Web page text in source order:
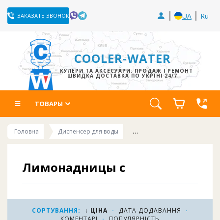
ЗАКАЗАТЬ ЗВОНОК UA Ru
COOLER-WATER
КУЛЕРИ ТА АКСЕСУАРИ: ПРОДАЖ І РЕМОНТ
ШВИДКА ДОСТАВКА ПО УКРЇНІ 24/7
ТОВАРЫ
Головна Диспенсер для воды
Лимонадницы с
Лимонадница – стеклянный диспенсер для
напитков различного объема, оснащенный
СОРТУВАННЯ: ↓ ЦІНА · ДАТА ДОДАВАННЯ
·